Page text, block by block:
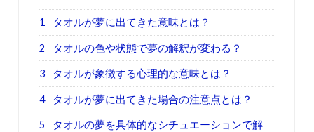
1 タオルが夢に出てきた意味とは？
2 タオルの色や状態で夢の解釈が変わる？
3 タオルが象徴する心理的な意味とは？
4 タオルが夢に出てきた場合の注意点とは？
5
タオルの夢を具体的なシチュエーションで解